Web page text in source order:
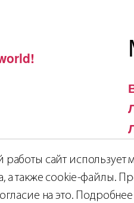
сайт использует
а также cookie-файлы.
на это. Подробнее